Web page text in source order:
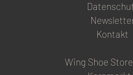
Kontakt
Wing Shoe